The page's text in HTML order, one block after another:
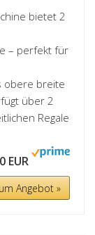
bietet 2
– perfekt für
obere breite
über 2
Regale
EUR
Angebot »